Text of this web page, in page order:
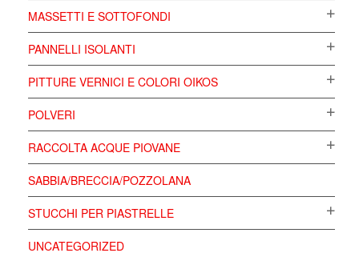
MASSETTI E SOTTOFONDI
PANNELLI ISOLANTI
PITTURE VERNICI E COLORI OIKOS
POLVERI
RACCOLTA ACQUE PIOVANE
SABBIA/BRECCIA/POZZOLANA
STUCCHI PER PIASTRELLE
UNCATEGORIZED